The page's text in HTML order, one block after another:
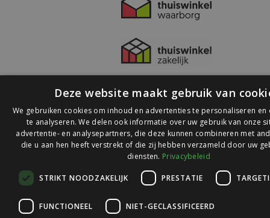
© 2026 Ledlichtdiscounter.nl
op
Webwinkelkeur
Deze website maakt gebruik van
We gebruiken cookies om inhoud en advertenties te personaliseren en
te analyseren. We delen ook informatie over uw gebruik van onze
advertentie- en analysepartners, die deze kunnen combineren met
die u aan hen heeft verstrekt of die zij hebben verzameld door uw
diensten. Privacybeleid
STRIKT NOODZAKELIJK PRESTATIE
FUNCTIONEEL NIET-GECLASSIFICEERD